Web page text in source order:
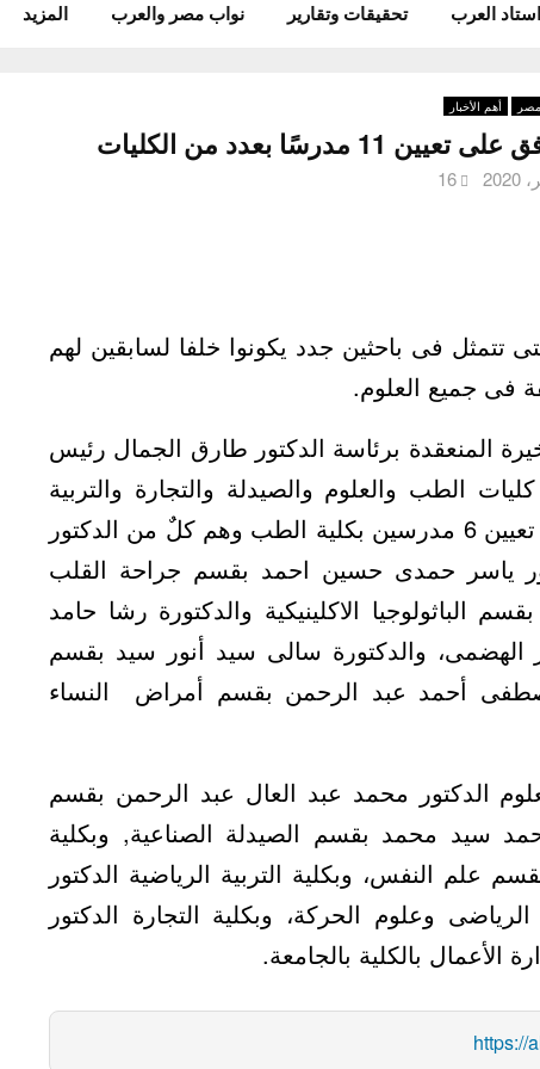
استاد العرب تحقيقات وتقارير نواب مصر والعرب المزيد
مصر أهم الأخبار
بعدد من الكليات
16
تتمثل فى باحثين جدد يكونوا خلفا لسابقين لهم
فى جميع العلوم.
المنعقدة برئاسة الدكتور طارق الجمال رئيس
جديداً في كليات الطب والعلوم والصيدلة والتجارة والتربية
والتربية الرياضية حيث نصت القرارات على تعيين 6 مدرسين بكلية الطب وهم كلٌ من الدكتور
ياسر حمدى حسين احمد بقسم جراحة القلب
الباثولوجيا الاكلينيكية والدكتورة رشا حامد
والدكتورة سالى سيد أنور سيد بقسم
مصطفى أحمد عبد الرحمن بقسم أمراض النساء
الدكتور محمد عبد العال عبد الرحمن بقسم
سيد محمد بقسم الصيدلة الصناعية, وبكلية
علم النفس، وبكلية التربية الرياضية الدكتور
وعلوم الحركة، وبكلية التجارة الدكتور
بالكلية بالجامعة.
https://